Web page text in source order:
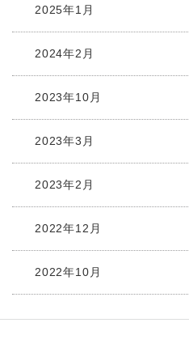
2025年1月
2024年2月
2023年10月
2023年3月
2023年2月
2022年12月
2022年10月